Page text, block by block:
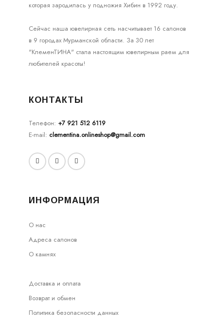
которая зародилась у подножия Хибин в 1992 году.
Сейчас наша ювелирная сеть насчитывает 16 салонов
в 9 городах Мурманской области. За 30 лет
"КлеменТИНА" стала настоящим ювелирным раем для
любителей красоты!
КОНТАКТЫ
Телефон: +7 921 512 6119
E-mail: clementina.onlineshop@gmail.com
ИНФОРМАЦИЯ
О нас
Адреса салонов
О камнях
Доставка и оплата
Возврат и обмен
Политика безопасности данных